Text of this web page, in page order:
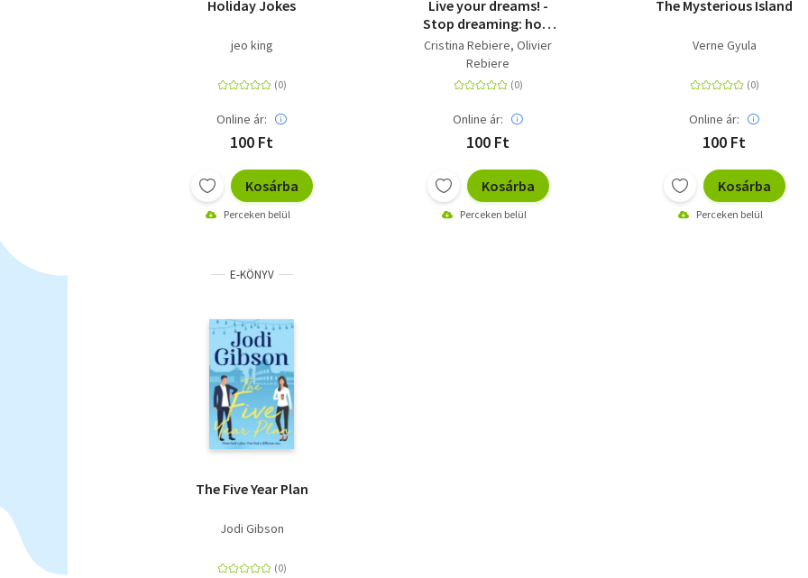
Holiday Jokes
jeo king
Online ár:
100 Ft
Kosárba
Perceken belül
Live your dreams! -
Stop dreaming: how
to make a dream
come true
Cristina Rebiere, Olivier
Rebiere
Online ár:
100 Ft
Kosárba
Perceken belül
The Mysterious Island
Verne Gyula
Online ár:
100 Ft
Kosárba
Perceken belül
E-KÖNYV
The Five Year Plan
Jodi Gibson